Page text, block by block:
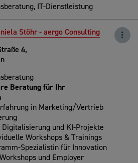
IT-Dienstleistung
Stöhr - aergo Consulting
4,
Beratung für Ihr
in Marketing/Vertrieb
und KI-Projekte
Workshops & Trainings
Spezialistin für Innovation
und Employer